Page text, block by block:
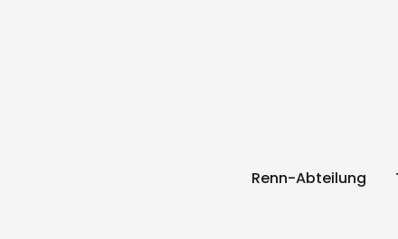
RC Radl Renn-Abteilung